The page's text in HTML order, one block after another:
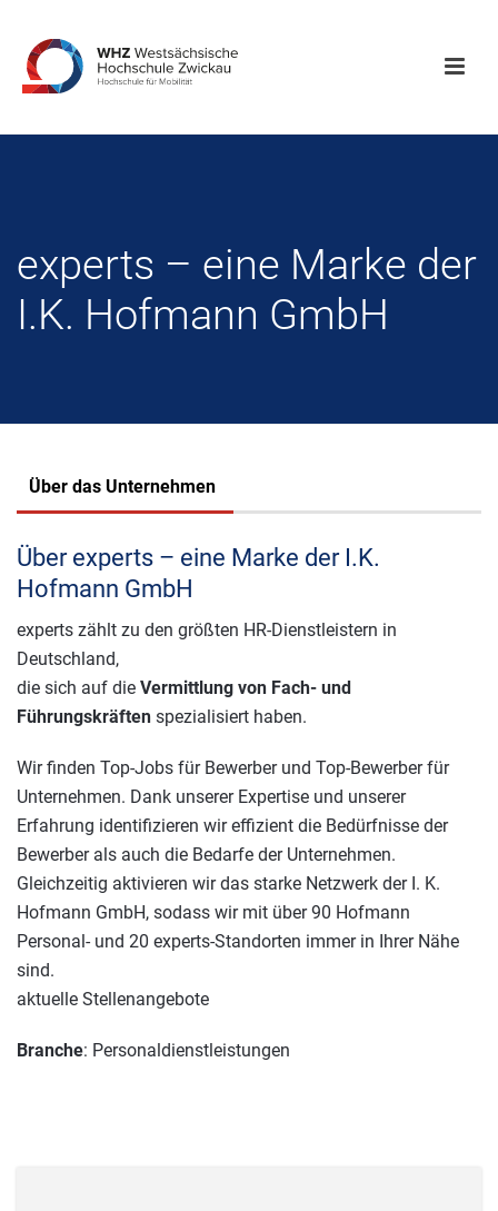
experts – eine Marke der
I.K. Hofmann GmbH
Über das Unternehmen
Über experts – eine Marke der I.K.
Hofmann GmbH
experts zählt zu den größten HR-Dienstleistern in
Deutschland,
die sich auf die Vermittlung von Fach- und
Führungskräften spezialisiert haben.
Wir finden Top-Jobs für Bewerber und Top-Bewerber für
Unternehmen. Dank unserer Expertise und unserer
Erfahrung identifizieren wir effizient die Bedürfnisse der
Bewerber als auch die Bedarfe der Unternehmen.
Gleichzeitig aktivieren wir das starke Netzwerk der I. K.
Hofmann GmbH, sodass wir mit über 90 Hofmann
Personal- und 20 experts-Standorten immer in Ihrer Nähe
sind.
aktuelle Stellenangebote
Branche: Personaldienstleistungen